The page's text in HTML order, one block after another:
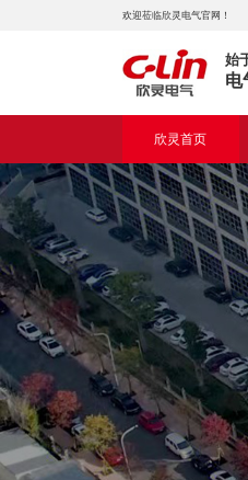
欢迎莅临欣灵电气官网！
始
电
欣灵首页
时
固
液
电